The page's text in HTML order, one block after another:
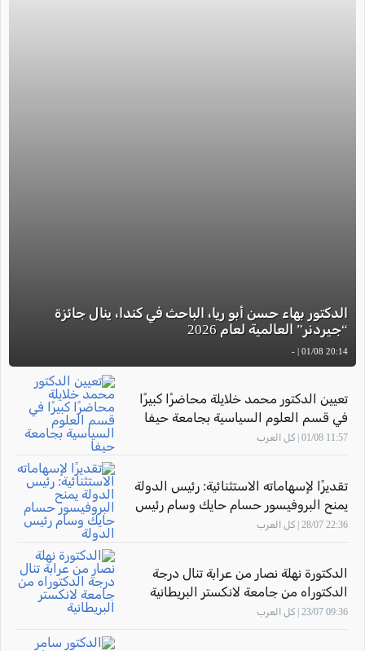
الدكتور بهاء حسن أبو ريا، الباحث في كندا، ينال جائزة
“جيردنر” العالمية لعام 2026
20:14 01/08 | -
تعيين الدكتور محمد خلايلة محاضرًا كبيرًا
في قسم العلوم السياسية بجامعة حيفا
11:57 01/08 | كل العرب
تقديرًا لإسهاماته الاستثنائية: رئيس الدولة
يمنح البروفيسور حسام حايك وسام رئيس
الدولة
22:36 28/07 | كل العرب
الدكتورة نهلة نصار من عرابة تنال درجة
الدكتوراه من جامعة لانكستر البريطانية
09:36 23/07 | كل العرب